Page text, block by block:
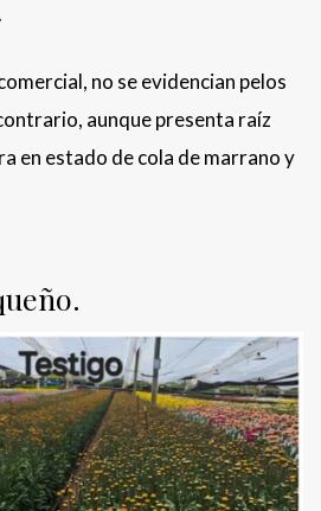
no se evidencian pelos
aunque presenta raíz
en estado de cola de marrano y